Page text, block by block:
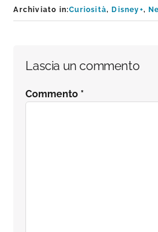
Archiviato in:Curiosità,Disney+,
Interazioni
del
Lascia un commento
Commento *